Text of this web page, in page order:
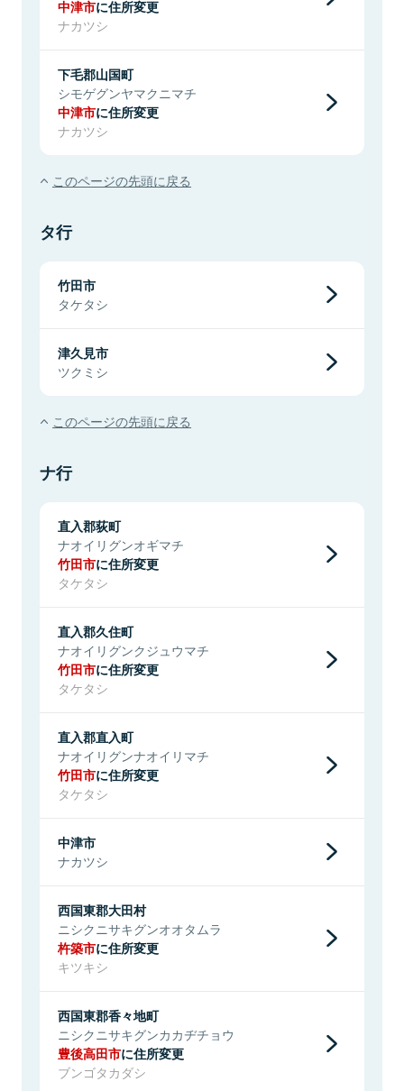
中津市に住所変更
ナカツシ
下毛郡山国町
シモゲグンヤマクニマチ
中津市に住所変更
ナカツシ
このページの先頭に戻る
タ行
竹田市
タケタシ
津久見市
ツクミシ
このページの先頭に戻る
ナ行
直入郡荻町
ナオイリグンオギマチ
竹田市に住所変更
タケタシ
直入郡久住町
ナオイリグンクジュウマチ
竹田市に住所変更
タケタシ
直入郡直入町
ナオイリグンナオイリマチ
竹田市に住所変更
タケタシ
中津市
ナカツシ
西国東郡大田村
ニシクニサキグンオオタムラ
杵築市に住所変更
キツキシ
西国東郡香々地町
ニシクニサキグンカカヂチョウ
豊後高田市に住所変更
ブンゴタカダシ